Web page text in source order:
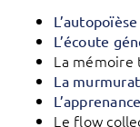
L’autopoïèse
L’écoute
La mémoire
La
Le flow